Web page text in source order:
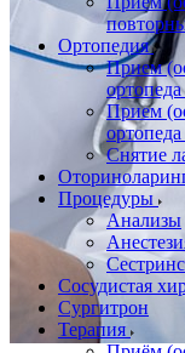
Ортопедия
Прием
Прием
Снятие
Процедуры
Анализы
Сосудистая
Сургитрон
Терапия